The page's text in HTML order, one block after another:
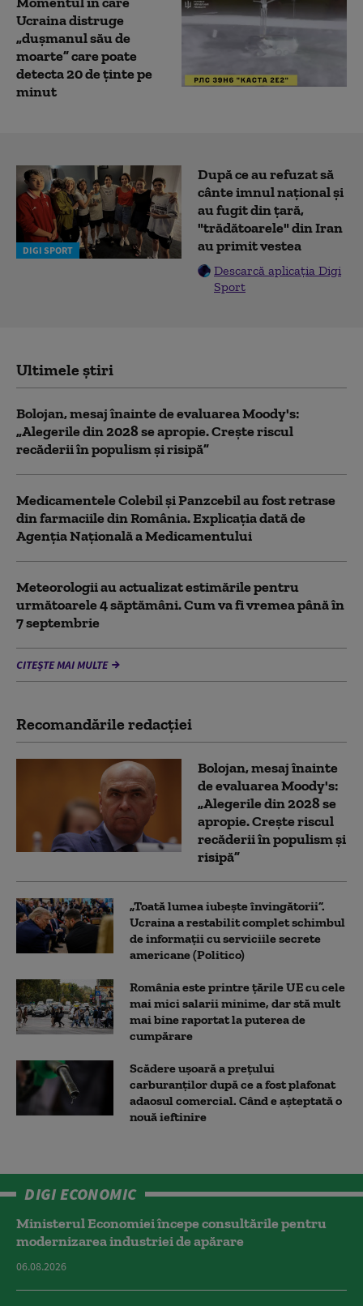
Ucraina distruge
„dușmanul său de
moarte” care poate
detecta 20 de ținte pe
minut
DIGI SPORT
După ce au refuzat să
cânte imnul naţional şi
au fugit din ţară,
"trădătoarele" din Iran
au primit vestea
Descarcă aplicația Digi
Sport
Ultimele știri
Bolojan, mesaj înainte de evaluarea Moody's:
„Alegerile din 2028 se apropie. Crește riscul
recăderii în populism și risipă”
Medicamentele Colebil și Panzcebil au fost retrase
din farmaciile din România. Explicația dată de
Agenția Națională a Medicamentului
Meteorologii au actualizat estimările pentru
următoarele 4 săptămâni. Cum va fi vremea până în
7 septembrie
CITEȘTE MAI MULTE
Recomandările redacţiei
Bolojan, mesaj înainte
de evaluarea Moody's:
„Alegerile din 2028 se
apropie. Crește riscul
recăderii în populism și
risipă”
„Toată lumea iubește învingătorii”.
Ucraina a restabilit complet schimbul
de informații cu serviciile secrete
americane (Politico)
România este printre țările UE cu cele
mai mici salarii minime, dar stă mult
mai bine raportat la puterea de
cumpărare
Scădere ușoară a prețului
carburanților după ce a fost plafonat
adaosul comercial. Când e așteptată o
nouă ieftinire
DIGI ECONOMIC
Ministerul Economiei începe consultările pentru
modernizarea industriei de apărare
06.08.2026